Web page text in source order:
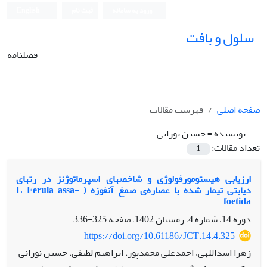
سلول و بافت
فصلنامه
صفحه اصلی
فهرست مقالات
نویسنده =حسین نورانی
تعداد مقالات:
1
ارزیابی هیستومورفولوژی و شاخص‫های اسپرماتوژنز در رت‫های
دیابتی تیمار شده با عصاره‌ی صمغ آنغوزه ( L Ferula assa-
foetida
دوره 14، شماره 4، زمستان 1402، صفحه
325-336
https://doi.org/10.61186/JCT.14.4.325
زهرا اسداللهی، احمدعلی محمدپور، ابراهیم لطیفی، حسین نورانی